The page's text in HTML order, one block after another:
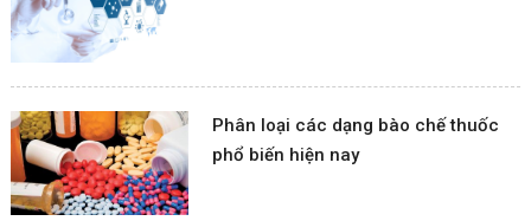
Phân loại các dạng bào chế thuốc
phổ biến hiện nay